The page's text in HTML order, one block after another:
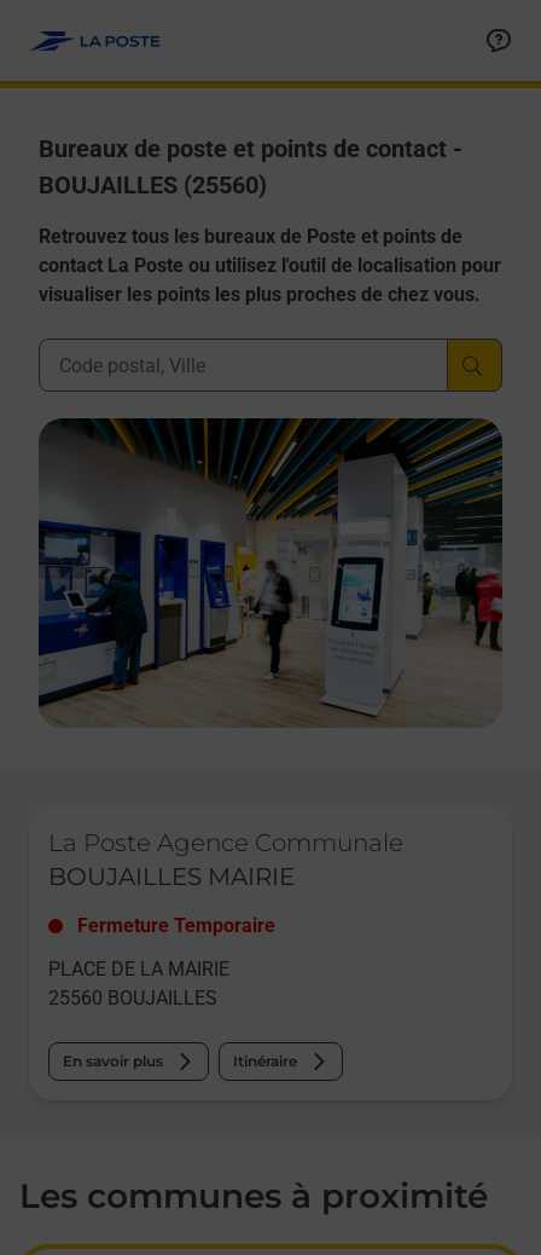
Bureaux de poste et points de contact -
BOUJAILLES (25560)
Retrouvez tous les bureaux de Poste et points de
contact La Poste ou utilisez l'outil de localisation pour
visualiser les points les plus proches de chez vous.
Ville, Département, Code Postal
La Poste Agence Communale
BOUJAILLES MAIRIE
Fermeture Temporaire
PLACE DE LA MAIRIE
25560 BOUJAILLES
En savoir plus Itinéraire
Les communes à proximité